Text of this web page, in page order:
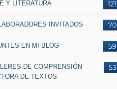
121
Y LITERATURA
70
INVITADOS
59
EN MI BLOG
53
DE COMPRENSIÓN
DE TEXTOS